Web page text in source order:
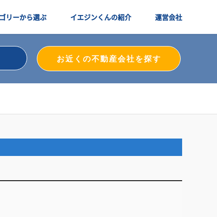
リーから選ぶ イエジンくんの紹介 運営会社
お近くの不動産会社を探す